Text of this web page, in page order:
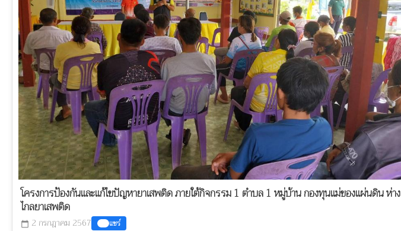
โครงการป้องกันและแก้ไขปัญหายาเสพติด ภายใต้กิจกรรม 1 ตำบล 1 หมู่บ้าน กองทุนแม่ของแผ่นดิน ห่าง
ไกลยาเสพติด
calendar_today 2 กรกฎาคม 2567 แชร์